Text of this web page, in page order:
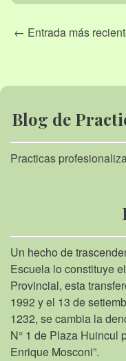
← Entrada más
Blog de
Practicas
Un hecho de
Escuela lo constituye
Provincial, esta
1992 y el 13 de
1232, se cambia la
N° 1 de Plaza Huincul
Enrique Mosconi”.